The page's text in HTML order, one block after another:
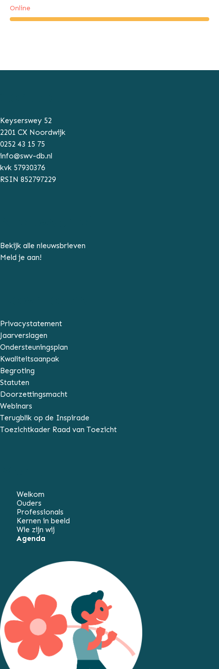
Online
Keyserswey 52
2201 CX Noordwijk
0252 43 15 75
info@swv-db.nl
kvk 57930376
RSIN 852797229
Bekijk alle nieuwsbrieven
Meld je aan!
Privacystatement
Jaarverslagen
Ondersteuningsplan
Kwaliteitsaanpak
Begroting
Statuten
Doorzettingsmacht
Webinars
Terugblik op de Inspirade
Toezichtkader Raad van Toezicht
Welkom
Ouders
Professionals
Kernen in beeld
Wie zijn wij
Agenda